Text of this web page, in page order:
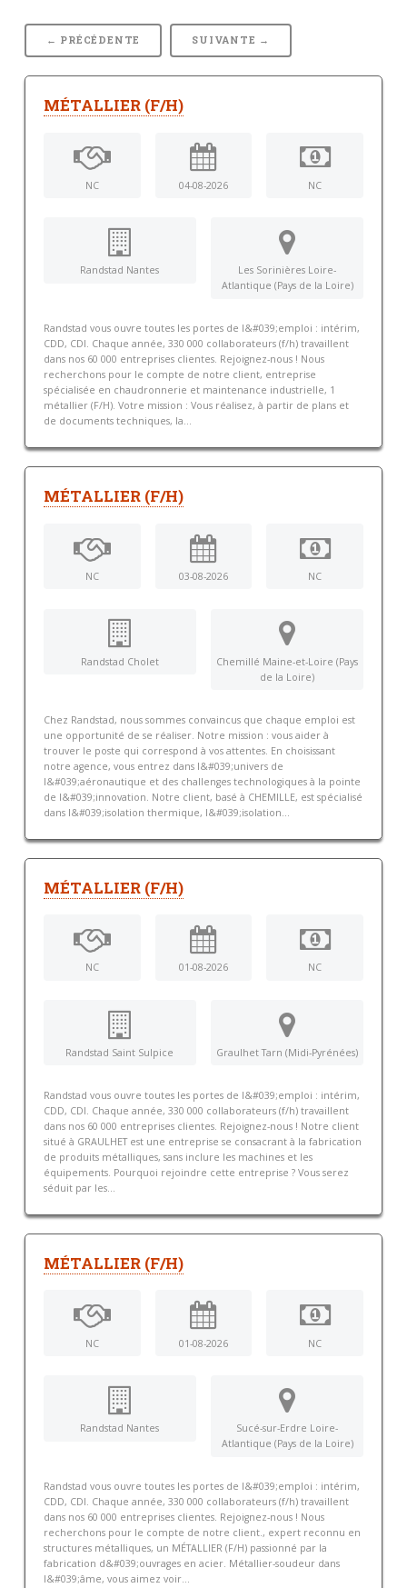
← PRÉCÉDENTE SUIVANTE →
MÉTALLIER (F/H)
NC 04-08-2026 NC
Randstad Nantes
Les Sorinières Loire-
Atlantique (Pays de la Loire)
Randstad vous ouvre toutes les portes de l&#039;emploi : intérim,
CDD, CDI. Chaque année, 330 000 collaborateurs (f/h) travaillent
dans nos 60 000 entreprises clientes. Rejoignez-nous ! Nous
recherchons pour le compte de notre client, entreprise
spécialisée en chaudronnerie et maintenance industrielle, 1
métallier (F/H). Votre mission : Vous réalisez, à partir de plans et
de documents techniques, la...
MÉTALLIER (F/H)
NC 03-08-2026 NC
Randstad Cholet
Chemillé Maine-et-Loire (Pays
de la Loire)
Chez Randstad, nous sommes convaincus que chaque emploi est
une opportunité de se réaliser. Notre mission : vous aider à
trouver le poste qui correspond à vos attentes. En choisissant
notre agence, vous entrez dans l&#039;univers de
l&#039;aéronautique et des challenges technologiques à la pointe
de l&#039;innovation. Notre client, basé à CHEMILLE, est spécialisé
dans l&#039;isolation thermique, l&#039;isolation...
MÉTALLIER (F/H)
NC 01-08-2026 NC
Randstad Saint Sulpice Graulhet Tarn (Midi-Pyrénées)
Randstad vous ouvre toutes les portes de l&#039;emploi : intérim,
CDD, CDI. Chaque année, 330 000 collaborateurs (f/h) travaillent
dans nos 60 000 entreprises clientes. Rejoignez-nous ! Notre client
situé à GRAULHET est une entreprise se consacrant à la fabrication
de produits métalliques, sans inclure les machines et les
équipements. Pourquoi rejoindre cette entreprise ? Vous serez
séduit par les...
MÉTALLIER (F/H)
NC 01-08-2026 NC
Randstad Nantes
Sucé-sur-Erdre Loire-
Atlantique (Pays de la Loire)
Randstad vous ouvre toutes les portes de l&#039;emploi : intérim,
CDD, CDI. Chaque année, 330 000 collaborateurs (f/h) travaillent
dans nos 60 000 entreprises clientes. Rejoignez-nous ! Nous
recherchons pour le compte de notre client., expert reconnu en
structures métalliques, un MÉTALLIER (F/H) passionné par la
fabrication d&#039;ouvrages en acier. Métallier-soudeur dans
l&#039;âme, vous aimez voir...